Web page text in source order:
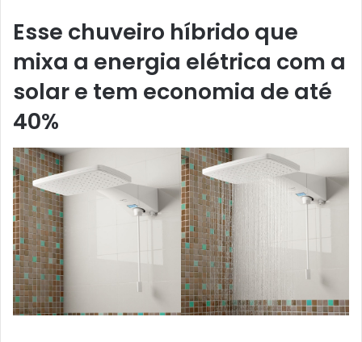
Esse chuveiro híbrido que
mixa a energia elétrica com a
solar e tem economia de até
40%